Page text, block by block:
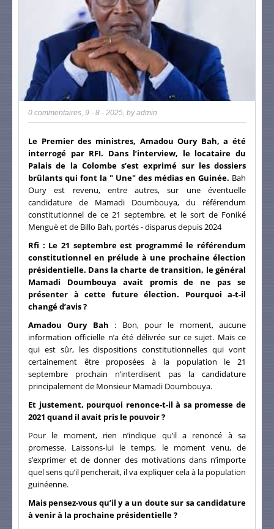
0 commentaires, 9 - 8 - 2025, byadmin
Le Premier des ministres, Amadou Oury Bah, a été
interrogé par RFI. Dans l’interview, le locataire du
Palais de la Colombe s’est exprimé sur les dossiers
brûlants qui font la " Une" des médias en Guinée. Bah
Oury est revenu, entre autres, sur une éventuelle
candidature de Mamadi Doumbouya, du référendum
constitutionnel de ce 21 septembre, et le sort de Foniké
Menguè et de Billo Bah, portés - disparus depuis 2024
Rfi : Le 21 septembre est programmé le référendum
constitutionnel en prélude à une prochaine élection
présidentielle. Dans la charte de transition, le général
Mamadi Doumbouya avait promis de ne pas se
présenter à cette future élection. Pourquoi a-t-il
changé d’avis ?
Amadou Oury Bah : Bon, pour le moment, aucune
information officielle n’a été délivrée sur ce sujet. Mais ce
qui est sûr, les dispositions constitutionnelles qui vont
certainement être proposées à la population le 21
septembre prochain n’interdisent pas la candidature
principalement de Monsieur Mamadi Doumbouya.
Et justement, pourquoi renonce-t-il à sa promesse de
2021 quand il avait pris le pouvoir ?
Pour le moment, rien n’indique qu’il a renoncé à sa
promesse. Laissons-lui le temps, le moment venu, de
s’exprimer et de donner des motivations dans n’importe
quel sens qu’il pencherait, il va expliquer cela à la population
guinéenne.
Mais pensez-vous qu’il y a un doute sur sa candidature
à venir à la prochaine présidentielle ?